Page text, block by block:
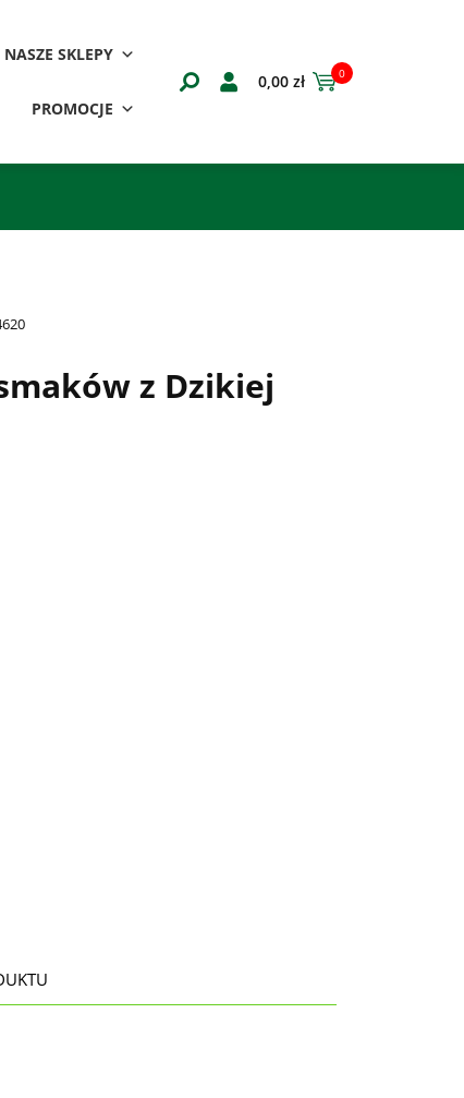
NASZE SKLEPY
PROMOCJE
0,00 zł 0
z Dzikiej